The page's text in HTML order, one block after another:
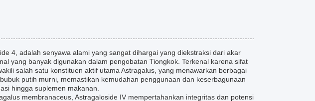
4, adalah senyawa alami yang sangat dihargai yang diekstraksi dari akar
yang banyak digunakan dalam pengobatan Tiongkok. Terkenal karena sifat
salah satu konstituen aktif utama Astragalus, yang menawarkan berbagai
putih murni, memastikan kemudahan penggunaan dan keserbagunaan
hingga suplemen makanan.
membranaceus, Astragaloside IV mempertahankan integritas dan potensi